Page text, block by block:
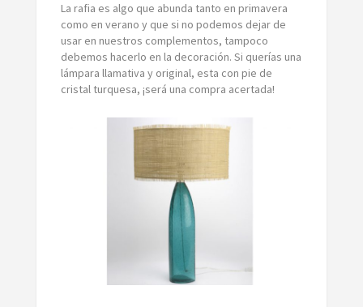
La rafia es algo que abunda tanto en primavera
como en verano y que si no podemos dejar de
usar en nuestros complementos, tampoco
debemos hacerlo en la decoración. Si querías una
lámpara llamativa y original, esta con pie de
cristal turquesa, ¡será una compra acertada!